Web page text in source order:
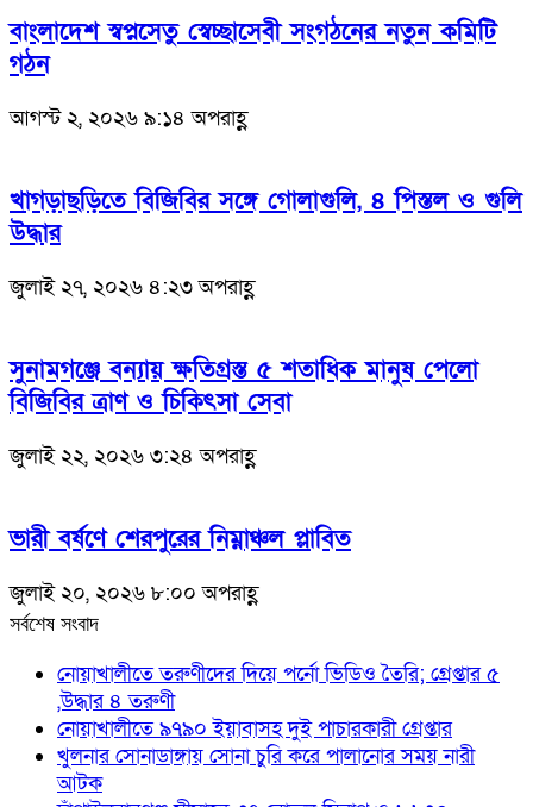
বাংলাদেশ স্বপ্নসেতু স্বেচ্ছাসেবী সংগঠনের নতুন কমিটি
গঠন
আগস্ট ২, ২০২৬ ৯:১৪ অপরাহ্ণ
খাগড়াছড়িতে বিজিবির সঙ্গে গোলাগুলি, ৪ পিস্তল ও গুলি
উদ্ধার
জুলাই ২৭, ২০২৬ ৪:২৩ অপরাহ্ণ
সুনামগঞ্জে বন্যায় ক্ষতিগ্রস্ত ৫ শতাধিক মানুষ পেলো
বিজিবির ত্রাণ ও চিকিৎসা সেবা
জুলাই ২২, ২০২৬ ৩:২৪ অপরাহ্ণ
ভারী বর্ষণে শেরপুরের নিম্নাঞ্চল প্লাবিত
জুলাই ২০, ২০২৬ ৮:০০ অপরাহ্ণ
সর্বশেষ সংবাদ
নোয়াখালীতে তরুণীদের দিয়ে পর্নো ভিডিও তৈরি; গ্রেপ্তার ৫
,উদ্ধার ৪ তরুণী
নোয়াখালীতে ৯৭৯০ ইয়াবাসহ দুই পাচারকারী গ্রেপ্তার
খুলনার সোনাডাঙ্গায় সোনা চুরি করে পালানোর সময় নারী
আটক